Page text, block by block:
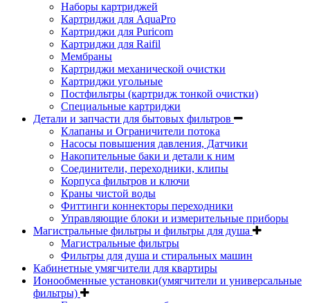
Наборы картриджей
Картриджи для AquaPro
Картриджи для Puricom
Картриджи для Raifil
Мембраны
Картриджи механической очистки
Картриджи угольные
Постфильтры (картридж тонкой очистки)
Специальные картриджи
Детали и запчасти для бытовых фильтров
Клапаны и Ограничители потока
Насосы повышения давления, Датчики
Накопительные баки и детали к ним
Соединители, переходники, клипы
Корпуса фильтров и ключи
Краны чистой воды
Фиттинги коннекторы переходники
Управляющие блоки и измерительные приборы
Магистральные фильтры и фильтры для душа
Магистральные фильтры
Фильтры для душа и стиральных машин
Кабинетные умягчители для квартиры
Ионообменные установки(умягчители и универсальные
фильтры)